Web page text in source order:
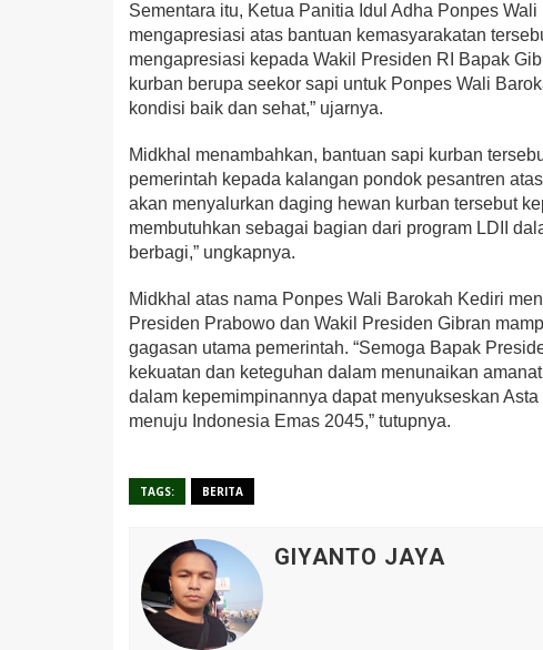
Sementara itu, Ketua Panitia Idul Adha Ponpes
mengapresiasi atas bantuan kemasyarakatan
mengapresiasi kepada Wakil Presiden RI Bapak
kurban berupa seekor sapi untuk Ponpes Wali
kondisi baik dan sehat,” ujarnya.
Midkhal menambahkan, bantuan sapi kurban
pemerintah kepada kalangan pondok pesantren
akan menyalurkan daging hewan kurban tersebut
membutuhkan sebagai bagian dari program LDII
berbagi,” ungkapnya.
Midkhal atas nama Ponpes Wali Barokah Kediri
Presiden Prabowo dan Wakil Presiden Gibran
gagasan utama pemerintah. “Semoga Bapak
kekuatan dan keteguhan dalam menunaikan
dalam kepemimpinannya dapat menyukseskan
menuju Indonesia Emas 2045,” tutupnya.
TAGS: BERITA
GIYANTO JAYA